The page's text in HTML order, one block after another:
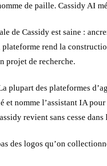
de paille. Cassidy AI
de Cassidy est saine :
rend la
projet de recherche.
plupart des plateformes
nomme l’assistant IA
revient sans cesse dans
des logos qu’on